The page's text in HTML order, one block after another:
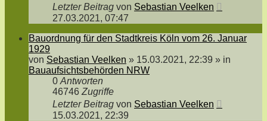
Letzter Beitrag von Sebastian Veelken
27.03.2021, 07:47
Bauordnung für den Stadtkreis Köln vom 26. Januar
1929
von Sebastian Veelken » 15.03.2021, 22:39 » in
Bauaufsichtsbehörden NRW
0 Antworten
46746 Zugriffe
Letzter Beitrag von Sebastian Veelken
15.03.2021, 22:39